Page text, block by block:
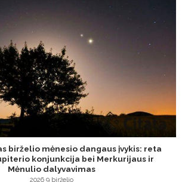
birželio mėnesio dangaus įvykis: reta
konjunkcija bei Merkurijaus ir
Mėnulio dalyvavimas
2026 9 birželio